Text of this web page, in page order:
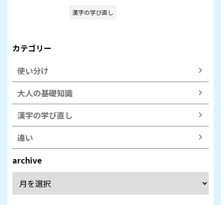
漢字の学び直し
カテゴリー
使い分け
大人の基礎知識
漢字の学び直し
違い
archive